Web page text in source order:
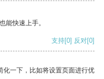
能快速上手。
支持[0] 反对[0]
化一下，比如将设置页面进行优